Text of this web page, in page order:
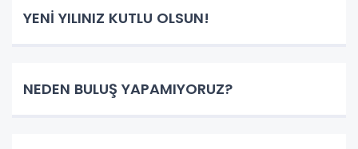
YENİ YILINIZ KUTLU OLSUN!
NEDEN BULUŞ YAPAMIYORUZ?